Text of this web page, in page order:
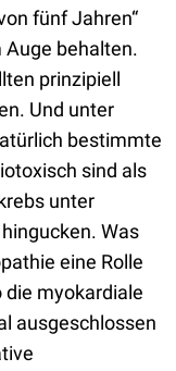
fünf Jahren“
behalten.
prinzipiell
Und unter
bestimmte
sind als
unter
Was
eine Rolle
die myokardiale
ausgeschlossen